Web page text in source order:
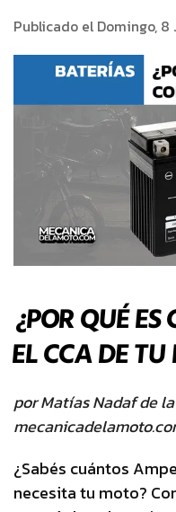
Publicado el Domingo, 8
¿POR QUÉ
EL CCA DE
porMatías Nadafde
¿Sabés cuántos
necesita tu moto?